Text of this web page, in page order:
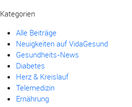
Kategorien
Alle Beiträge
Neuigkeiten auf VidaGesund
Gesundheits-News
Diabetes
Herz & Kreislauf
Telemedizin
Ernährung